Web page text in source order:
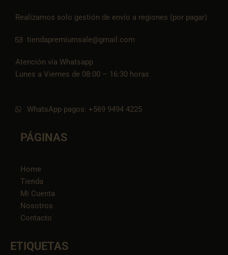
Realizamos solo gestión de envío a regiones (por pagar)
tiendapremiumsale@gmail.com
Atención vía Whatsapp
Lunes a Viernes de 08:00 – 16:30 horas
WhatsApp pagos: +569 9494 4225
PÁGINAS
Home
Tienda
Mi Cuenta
Nosotros
Contacto
ETIQUETAS